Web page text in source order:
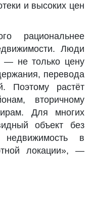
и высоких цен
рациональнее
Люди
— не только цену
перевода
Поэтому растёт
вторичному
Для многих
объект без
в
локации», —